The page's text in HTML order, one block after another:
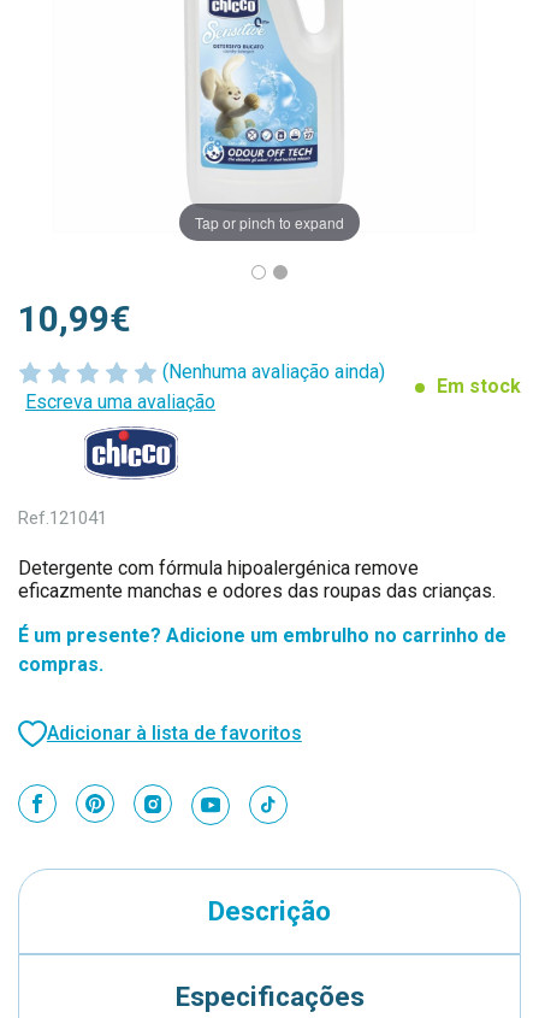
Tap or pinch to expand
(Nenhuma avaliação ainda)
Escreva uma avaliação
Em stock
10,99€
Ref.121041
Detergente com fórmula hipoalergénica remove
eficazmente manchas e odores das roupas das crianças.
É um presente? Adicione um embrulho no carrinho de
compras.
Adicionar à lista de favoritos
Descrição
Especificações